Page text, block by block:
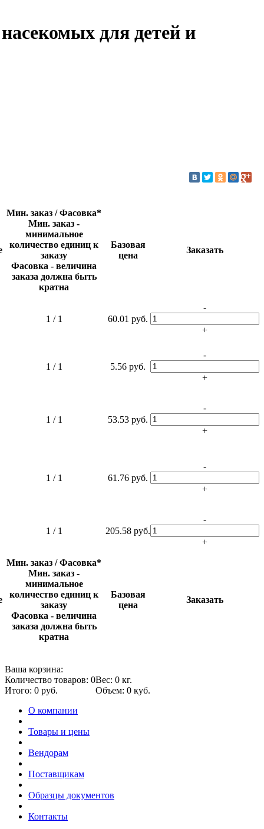
для детей и
Мин. заказ / Фасовка*
Мин. заказ -
минимальное
количество единиц к
заказу
Фасовка - величина
заказа должна быть
кратна
Базовая
цена
Заказать
1 / 1 60.01 руб.
-
+
1 / 1 5.56 руб.
-
+
1 / 1 53.53 руб.
-
+
1 / 1 61.76 руб.
-
+
1 / 1 205.58 руб.
-
+
Мин. заказ / Фасовка*
Мин. заказ -
минимальное
количество единиц к
заказу
Фасовка - величина
заказа должна быть
кратна
Базовая
цена
Заказать
Ваша корзина:
Количество товаров: 0Вес: 0 кг.
Итого: 0 руб.
Объем: 0 куб.
О компании
Товары и цены
Вендорам
Поставщикам
Образцы документов
Контакты